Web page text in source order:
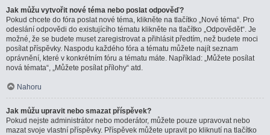
Jak můžu vytvořit nové téma nebo poslat odpověď?
Pokud chcete do fóra poslat nové téma, klikněte na tlačítko „Nové téma“. Pro
odeslání odpovědi do existujícího tématu klikněte na tlačítko „Odpovědět“. Je
možné, že se budete muset zaregistrovat a přihlásit předtím, než budete moci
posílat příspěvky. Naspodu každého fóra a tématu můžete najít seznam
oprávnění, které v konkrétním fóru a tématu máte. Například: „Můžete posílat
nová témata“, „Můžete posílat přílohy“ atd.
Nahoru
Jak můžu upravit nebo smazat příspěvek?
Pokud nejste administrátor nebo moderátor, můžete pouze upravovat nebo
mazat svoje vlastní příspěvky. Příspěvek můžete upravit po kliknutí na tlačítko